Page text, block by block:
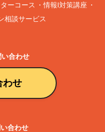
ーコース
情報I対策講座
相談サービス
合わせ
わせ
合わせ